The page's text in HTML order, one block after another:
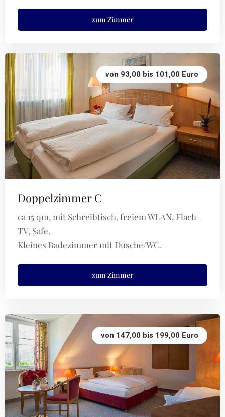
zum Zimmer
von 93,00 bis 101,00 Euro
Doppelzimmer C
ca 15 qm, mit Schreibtisch, freiem WLAN, Flach-
TV, Safe.
Kleines Badezimmer mit Dusche/WC.
zum Zimmer
von 147,00 bis 199,00 Euro